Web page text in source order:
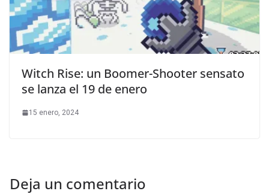
Witch Rise: un Boomer-Shooter sensato
se lanza el 19 de enero
15 enero, 2024
Deja un comentario